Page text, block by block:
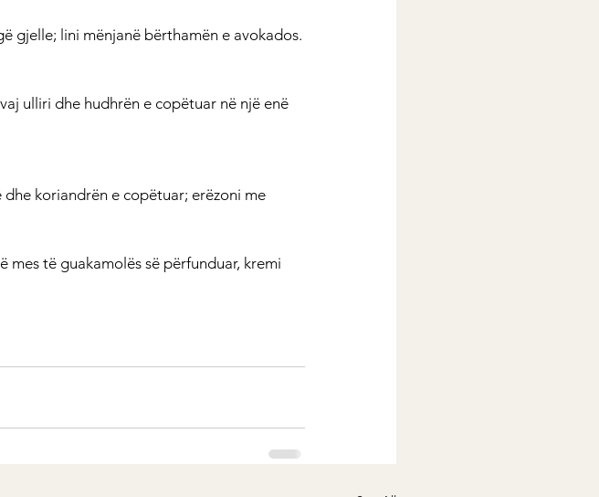
gjelle; lini mënjanë bërthamën e avokados.
ulliri dhe hudhrën e copëtuar në një enë
koriandrën e copëtuar; erëzoni me
mes të guakamolës së përfunduar, kremi